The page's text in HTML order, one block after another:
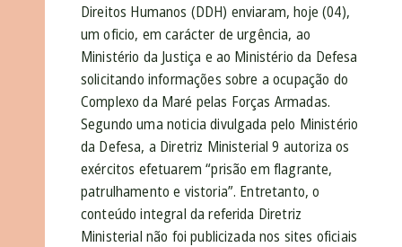
Direitos Humanos (DDH) enviaram, hoje (04),
um oficio, em carácter de urgência, ao
Ministério da Justiça e ao Ministério da Defesa
solicitando informações sobre a ocupação do
Complexo da Maré pelas Forças Armadas.
Segundo uma noticia divulgada pelo Ministério
da Defesa, a Diretriz Ministerial 9 autoriza os
exércitos efetuarem “prisão em flagrante,
patrulhamento e vistoria”. Entretanto, o
conteúdo integral da referida Diretriz
Ministerial não foi publicizada nos sites oficiais